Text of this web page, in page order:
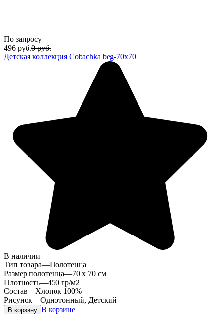
По запросу
496 руб.0 руб.
Детская коллекция Cobachka beg-70x70
В наличии
Тип товара—Полотенца
Размер полотенца—70 х 70 см
Плотность—450 гр/м2
Состав—Хлопок 100%
Рисунок—Однотонный, Детский
В корзину В корзине